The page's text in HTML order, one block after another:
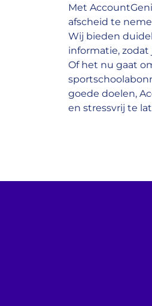
Met
afscheid te
Wij bieden
informatie,
Of het nu gaat
goede doelen,
en stressvrij te